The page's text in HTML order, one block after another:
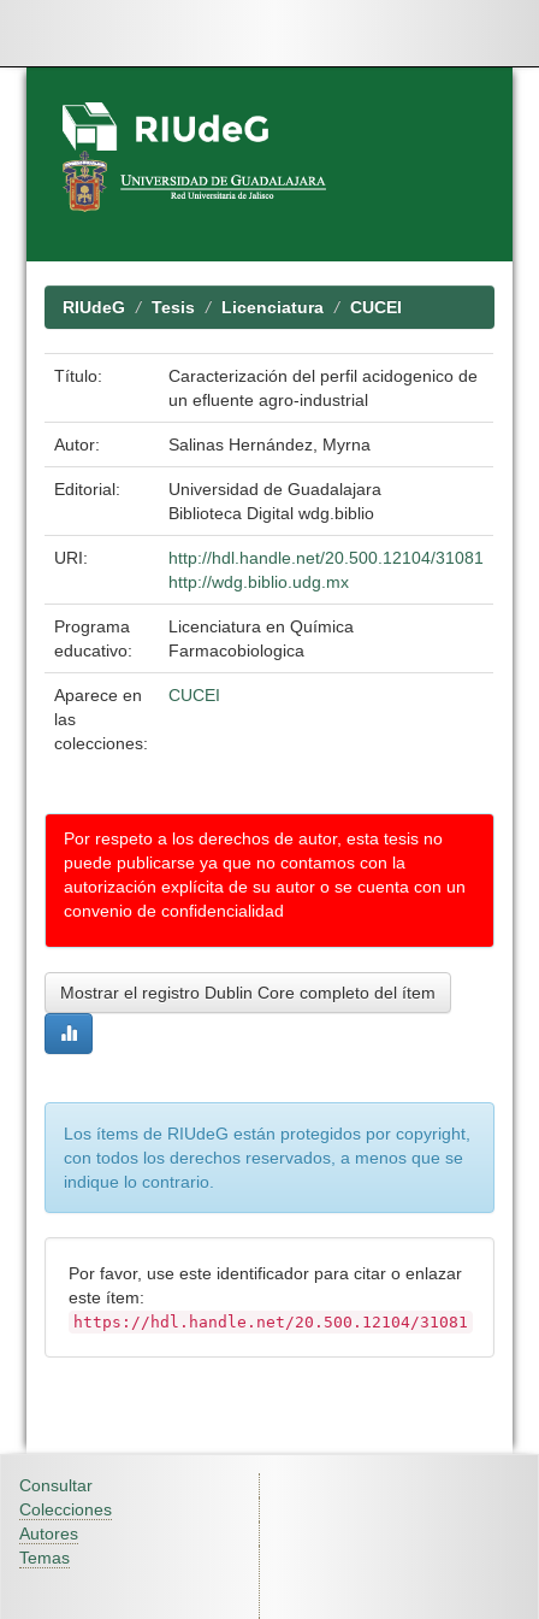
Skip
navigation
RIUdeG Tesis Licenciatura CUCEI
Título:
Caracterización del perfil acidogenico de
un efluente agro-industrial
Autor: Salinas Hernández, Myrna
Editorial:
Universidad de Guadalajara
Biblioteca Digital wdg.biblio
URI:
http://hdl.handle.net/20.500.12104/31081
http://wdg.biblio.udg.mx
Programa
educativo:
Licenciatura en Química
Farmacobiologica
Aparece en
las
colecciones:
CUCEI
Por respeto a los derechos de autor, esta tesis no
puede publicarse ya que no contamos con la
autorización explícita de su autor o se cuenta con un
convenio de confidencialidad
Mostrar el registro Dublin Core completo del ítem
Los ítems de RIUdeG están protegidos por copyright,
con todos los derechos reservados, a menos que se
indique lo contrario.
Por favor, use este identificador para citar o enlazar
este ítem:
https://hdl.handle.net/20.500.12104/31081
Consultar
Colecciones
Autores
Temas